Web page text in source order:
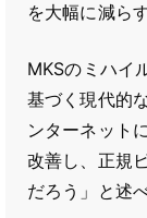
を大幅に減ら
MKSのミハイ
基づく現代的
ンターネット
改善し、正規
だろう」と述